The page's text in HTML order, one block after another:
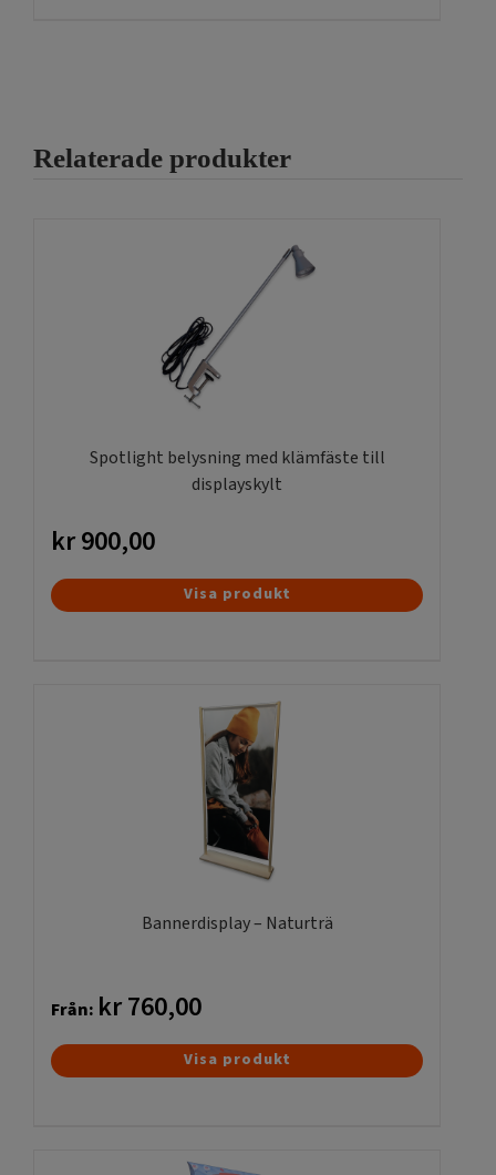
alternativen
produktsidan
Relaterade produkter
Spotlight belysning med klämfäste till
displayskylt
kr900,00
Visa produkt
Bannerdisplay – Naturträ
Från: kr760,00
Den
här
Visa produkt